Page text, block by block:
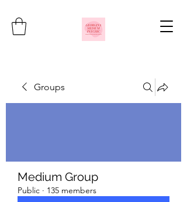
Groups
Medium Group
Public · 135 members